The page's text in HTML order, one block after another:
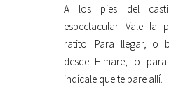
A los pies del
espectacular. Vale la
ratito. Para llegar, o
desde Himarë, o
indícale que te pare allí.